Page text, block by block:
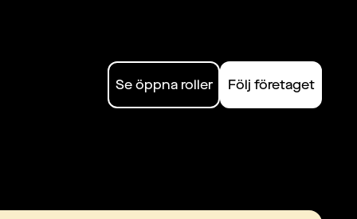
Se öppna roller Följ företaget